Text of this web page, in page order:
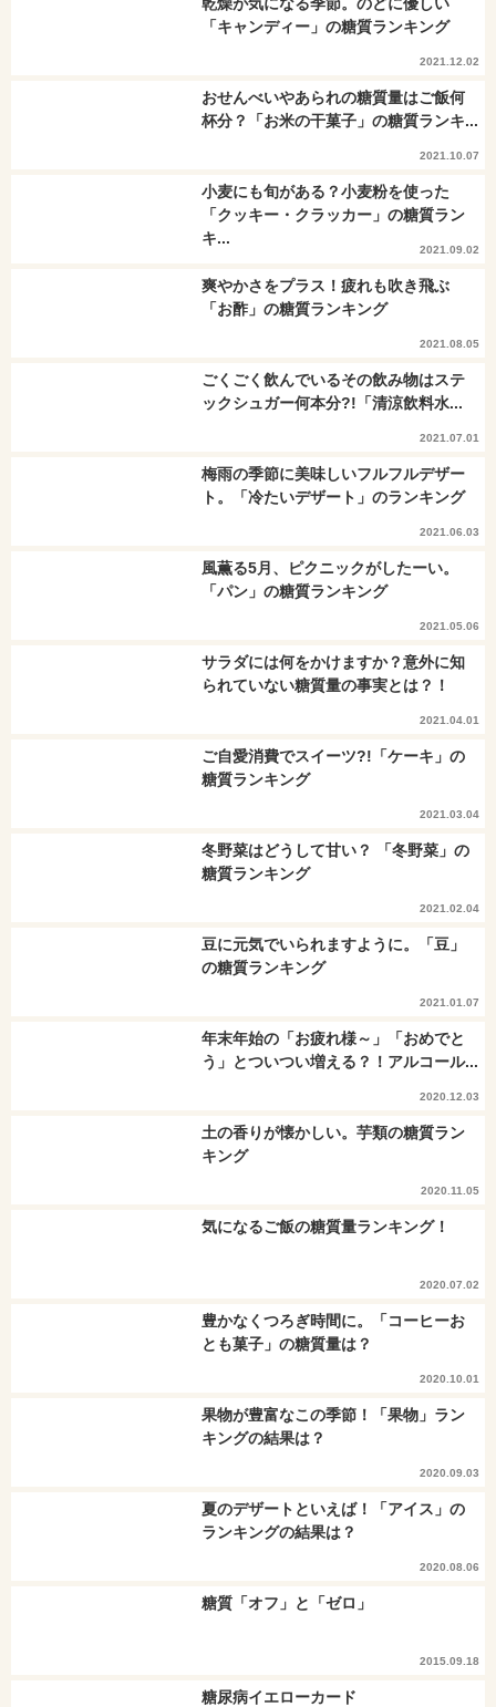
「キャンディー」の糖質ランキング
2021.12.02
おせんべいやあられの糖質量はご飯何
杯分？「お米の干菓子」の糖質ランキ...
2021.10.07
小麦にも旬がある？小麦粉を使った
「クッキー・クラッカー」の糖質ラン
キ...
2021.09.02
爽やかさをプラス！疲れも吹き飛ぶ
「お酢」の糖質ランキング
2021.08.05
ごくごく飲んでいるその飲み物はステ
ックシュガー何本分?!「清涼飲料水...
2021.07.01
梅雨の季節に美味しいフルフルデザー
ト。「冷たいデザート」のランキング
2021.06.03
風薫る5月、ピクニックがしたーい。
「パン」の糖質ランキング
2021.05.06
サラダには何をかけますか？意外に知
られていない糖質量の事実とは？！
2021.04.01
ご自愛消費でスイーツ?!「ケーキ」の
糖質ランキング
2021.03.04
冬野菜はどうして甘い？ 「冬野菜」の
糖質ランキング
2021.02.04
豆に元気でいられますように。「豆」
の糖質ランキング
2021.01.07
年末年始の「お疲れ様～」「おめでと
う」とついつい増える？！アルコール...
2020.12.03
土の香りが懐かしい。芋類の糖質ラン
キング
2020.11.05
気になるご飯の糖質量ランキング！
2020.07.02
豊かなくつろぎ時間に。「コーヒーお
とも菓子」の糖質量は？
2020.10.01
果物が豊富なこの季節！「果物」ラン
キングの結果は？
2020.09.03
夏のデザートといえば！「アイス」の
ランキングの結果は？
2020.08.06
糖質「オフ」と「ゼロ」
2015.09.18
糖尿病イエローカード